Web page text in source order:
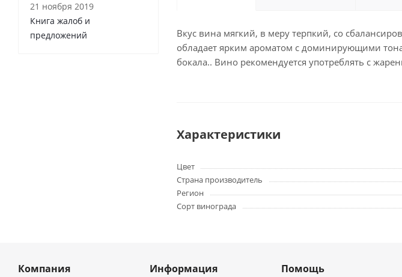
Вкус вина мягкий, в меру терпкий, со
обладает ярким ароматом с доминирующими
бокала.. Вино рекомендуется употреблять с
Характеристики
Цвет
Страна производитель
Регион
Сорт винограда
21 ноября 2019
Книга жалоб и
предложений
Компания Информация Помощь